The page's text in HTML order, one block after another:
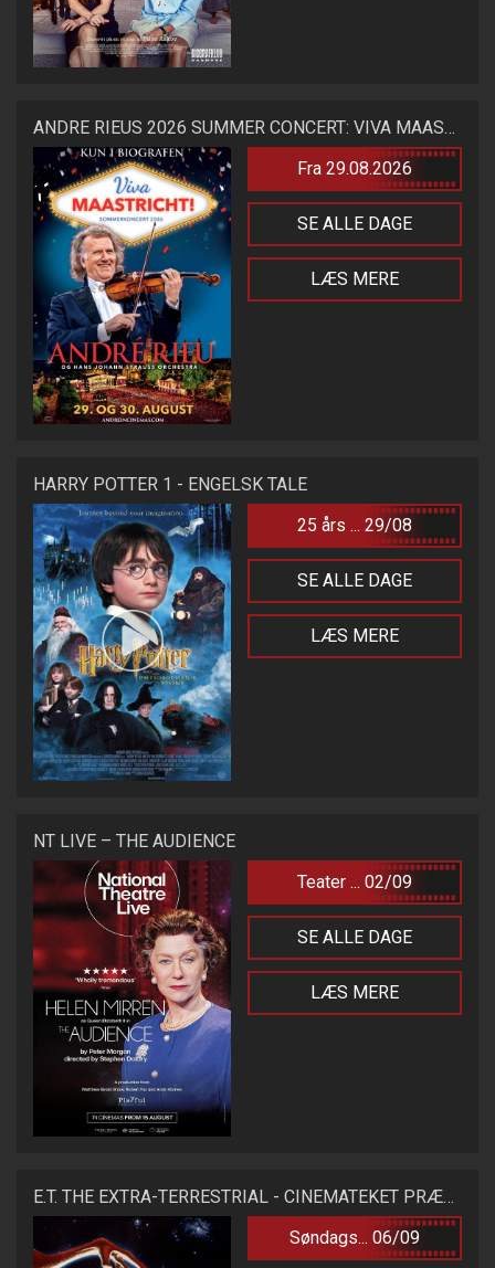
ANDRE RIEUS 2026 SUMMER CONCERT: VIVA MAASTRICHT!
Fra 29.08.2026
SE ALLE DAGE
LÆS MERE
HARRY POTTER 1 - ENGELSK TALE
25 års ... 29/08
SE ALLE DAGE
LÆS MERE
NT LIVE – THE AUDIENCE
Teater ... 02/09
SE ALLE DAGE
LÆS MERE
E.T. THE EXTRA-TERRESTRIAL - CINEMATEKET PRÆSENTERER
Søndags... 06/09